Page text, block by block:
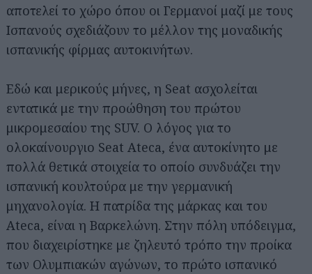
αποτελεί το χώρο όπου οι Γερμανοί μαζί με τους
Ισπανούς σχεδιάζουν το μέλλον της μοναδικής
ισπανικής φίρμας αυτοκινήτων.
Εδώ και μερικούς μήνες, η Seat ασχολείται
εντατικά με την προώθηση του πρώτου
μικρομεσαίου της SUV. Ο λόγος για το
ολοκαίνουργιο Seat Ateca, ένα αυτοκίνητο με
πολλά θετικά στοιχεία το οποίο συνδυάζει την
ισπανική κουλτούρα με την γερμανική
μηχανολογία. Η πατρίδα της μάρκας και του
Ateca, είναι η Βαρκελώνη. Στην πόλη υπόδειγμα,
που διαχειρίστηκε με ζηλευτό τρόπο την προίκα
των Ολυμπιακών αγώνων, το πρώτο ισπανικό